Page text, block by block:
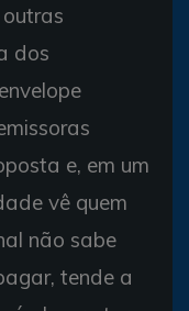
dos
e, em um
vê quem
não sabe
tende a